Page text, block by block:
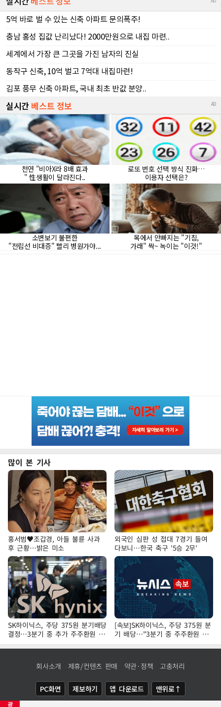
광
많이 본 기사
홍서범♥조갑경, 아들 불륜 사과
후 근황…밝은 미소
외국인 심판 성 접대 7경기 들여
다보니…한국 축구 '5승 2무'
SK하이닉스, 주당 375원 분기배당
결정…3분기 중 추가 주주환원 발
표
[속보]SK하이닉스, 주당 375원 분
기 배당…"3분기 중 주주환원 방
안 확정"
회사소개 제휴/컨텐츠 판매 약관·정책 고충처리
PC화면 제보하기 앱 다운로드 맨위로↑